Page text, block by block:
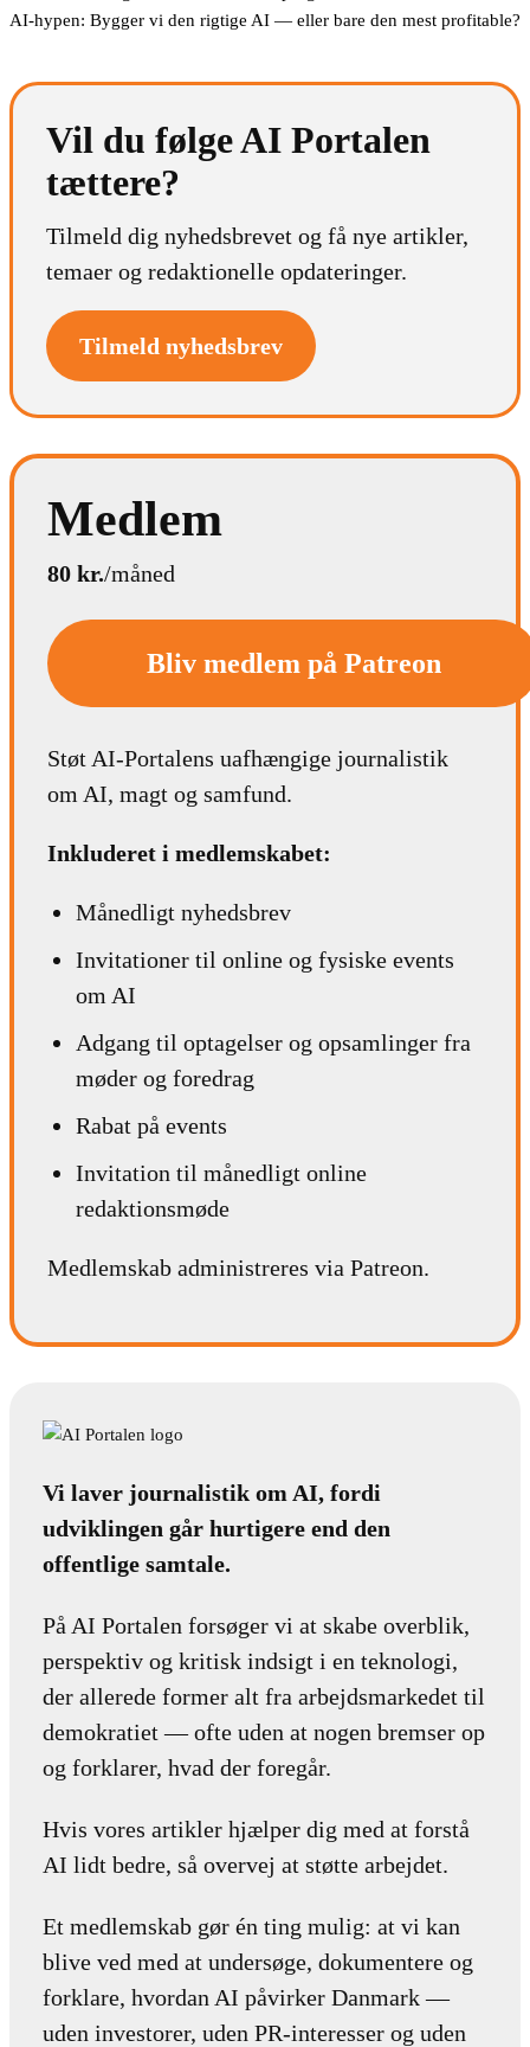
AI-hypen: Bygger vi den rigtige AI — eller bare den mest profitable?
Vil du følge AI Portalen
tættere?
Tilmeld dig nyhedsbrevet og få nye artikler,
temaer og redaktionelle opdateringer.
Tilmeld nyhedsbrev
Medlem
80 kr./måned
Bliv medlem på Patreon
Støt AI-Portalens uafhængige journalistik
om AI, magt og samfund.
Inkluderet i medlemskabet:
Månedligt nyhedsbrev
Invitationer til online og fysiske events
om AI
Adgang til optagelser og opsamlinger fra
møder og foredrag
Rabat på events
Invitation til månedligt online
redaktionsmøde
Medlemskab administreres via Patreon.
Vi laver journalistik om AI, fordi
udviklingen går hurtigere end den
offentlige samtale.
På AI Portalen forsøger vi at skabe overblik,
perspektiv og kritisk indsigt i en teknologi,
der allerede former alt fra arbejdsmarkedet til
demokratiet — ofte uden at nogen bremser op
og forklarer, hvad der foregår.
Hvis vores artikler hjælper dig med at forstå
AI lidt bedre, så overvej at støtte arbejdet.
Et medlemskab gør én ting mulig: at vi kan
blive ved med at undersøge, dokumentere og
forklare, hvordan AI påvirker Danmark —
uden investorer, uden PR-interesser og uden